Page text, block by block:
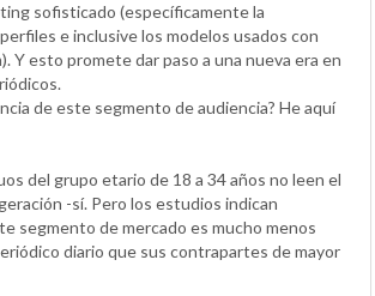
sofisticado (específicamente la
e inclusive los modelos usados con
Y esto promete dar paso a una nueva era en
de este segmento de audiencia? He aquí
del grupo etario de 18 a 34 años no leen el
-sí. Pero los estudios indican
segmento de mercado es mucho menos
diario que sus contrapartes de mayor